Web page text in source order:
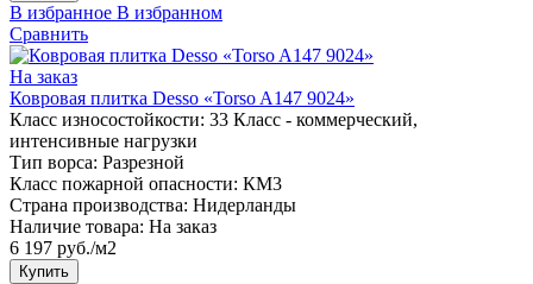
В избранное В избранном
Сравнить
На заказ
Ковровая плитка Desso «Torso A147 9024»
Класс износостойкости: 33 Класс - коммерческий,
интенсивные нагрузки
Тип ворса: Разрезной
Класс пожарной опасности: КМ3
Страна производства: Нидерланды
Наличие товара: На заказ
6 197 руб./м2
Купить